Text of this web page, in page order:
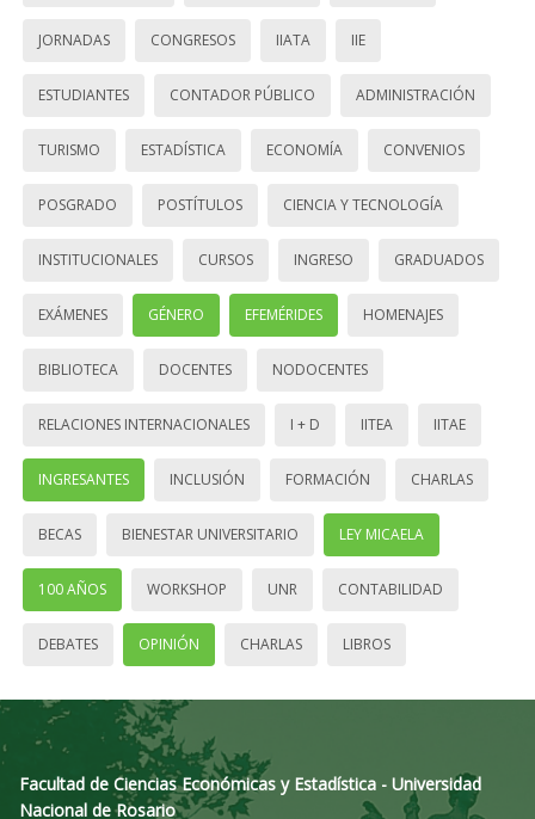
JORNADAS CONGRESOS IIATA IIE
ESTUDIANTES CONTADOR PÚBLICO ADMINISTRACIÓN
TURISMO ESTADÍSTICA ECONOMÍA CONVENIOS
POSGRADO POSTÍTULOS CIENCIA Y TECNOLOGÍA
INSTITUCIONALES CURSOS INGRESO GRADUADOS
EXÁMENES GÉNERO EFEMÉRIDES HOMENAJES
BIBLIOTECA DOCENTES NODOCENTES
RELACIONES INTERNACIONALES I + D IITEA IITAE
INGRESANTES INCLUSIÓN FORMACIÓN CHARLAS
BECAS BIENESTAR UNIVERSITARIO LEY MICAELA
100 AÑOS WORKSHOP UNR CONTABILIDAD
DEBATES OPINIÓN CHARLAS LIBROS
Facultad de Ciencias Económicas y Estadística - Universidad
Nacional de Rosario